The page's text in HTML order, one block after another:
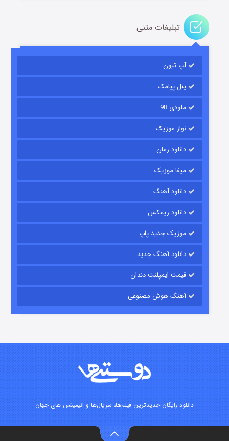
رویایی برای تو
قسمت
قسمت۲ (دوبله) منتشر شد
تبلیغات متنی
آپ تیون
پنل پیامک
ملودی 98
نواز موزیک
دانلود رمان
میفا موزیک
دانلود آهنگ
دانلود ریمکس
موزیک جدید پاپ
دانلود آهنگ جدید
قیمت ایمپلنت دندان
آهنگ هوش مصنوعی
دانلود رایگان جدیدترین فیلم‌ها، سریال‌ها و انیمیشن های جهان